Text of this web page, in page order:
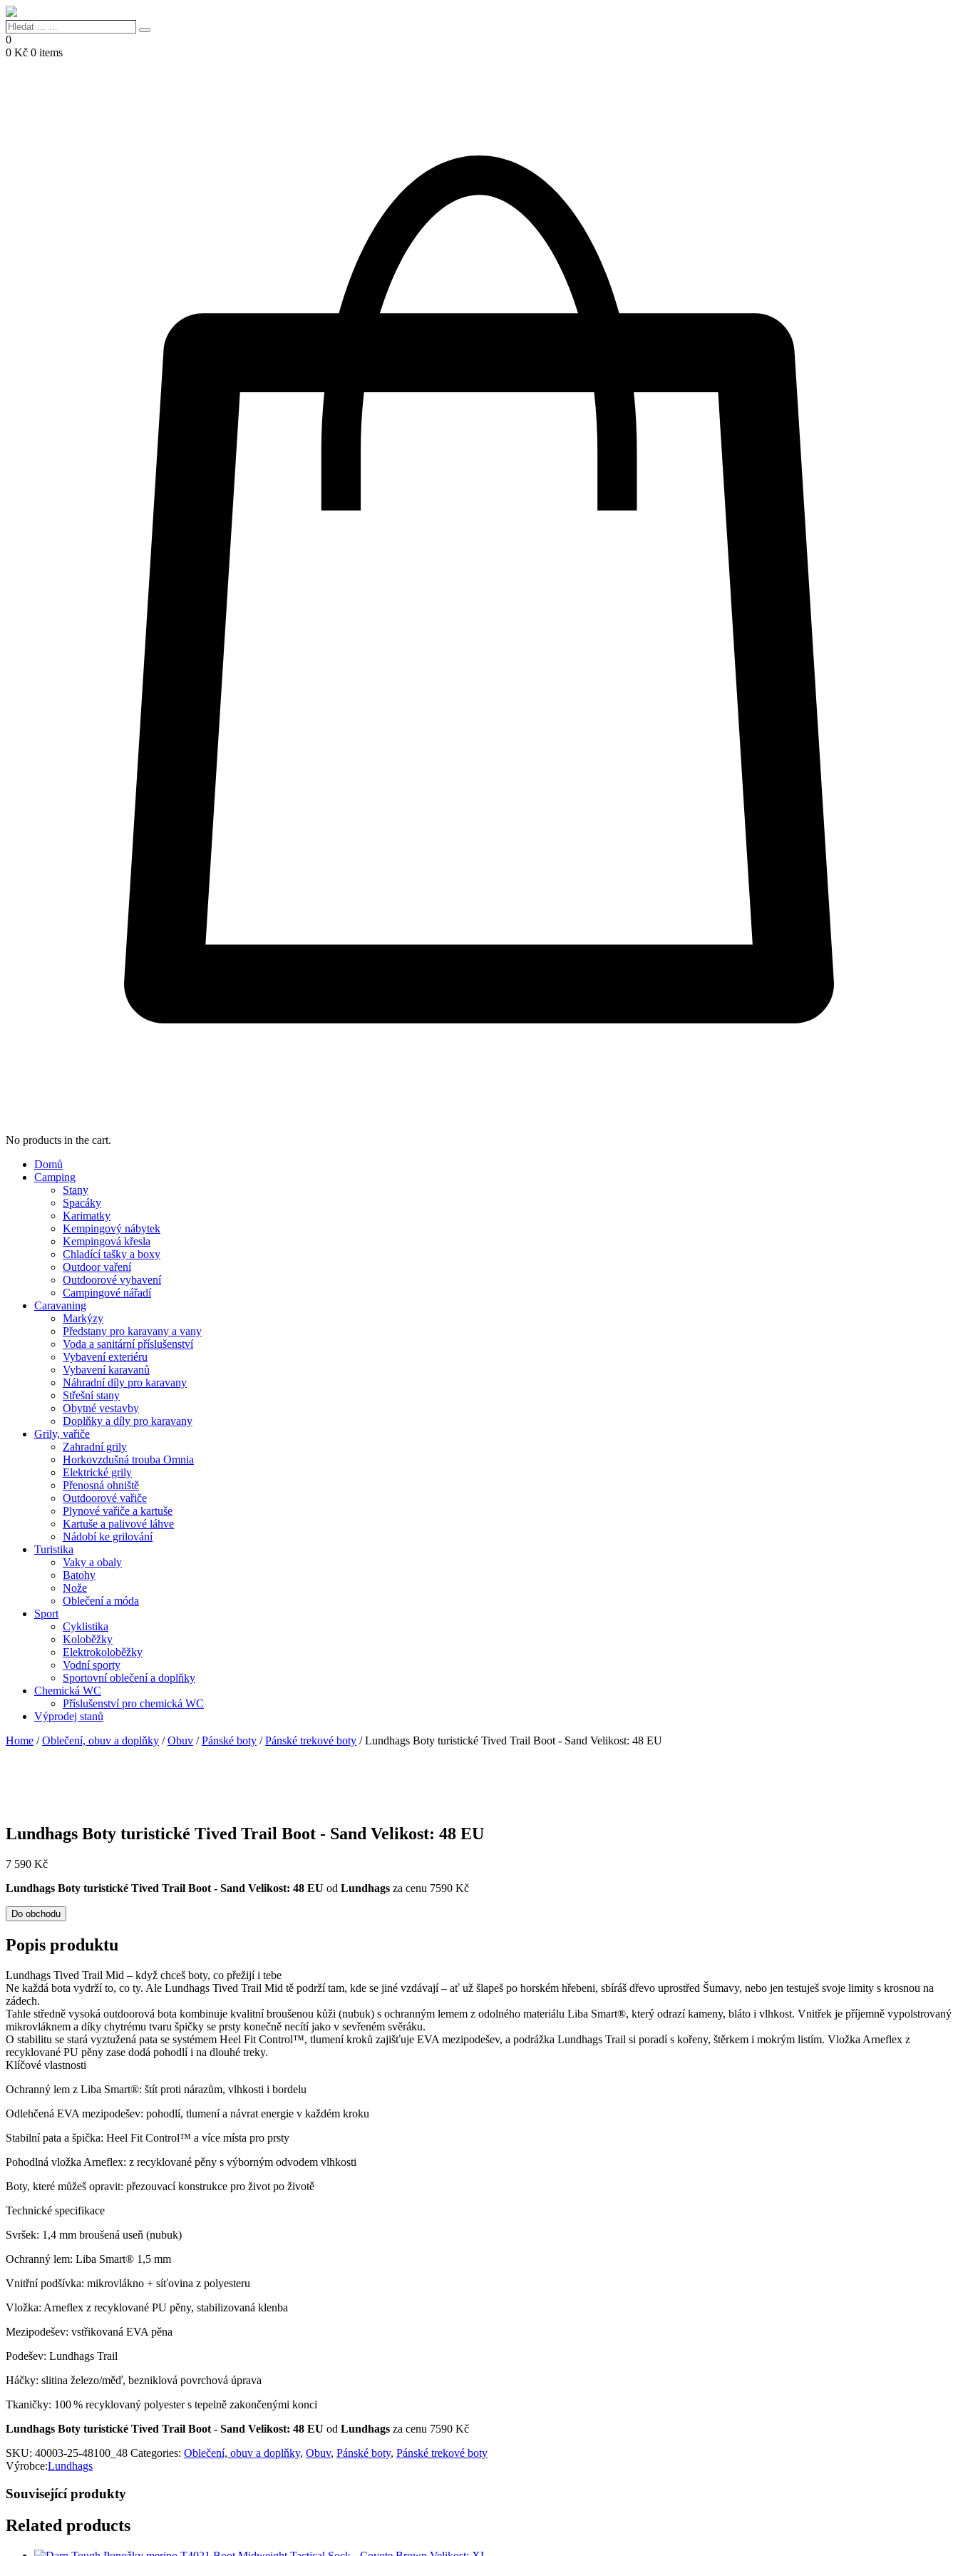
Hledat
...
…
Search
0
0 Kč 0 items
No products in the cart.
Domů
Camping
Stany
Spacáky
Karimatky
Kempingový nábytek
Kempingová křesla
Chladící tašky a boxy
Outdoor vaření
Outdoorové vybavení
Campingové nářadí
Caravaning
Markýzy
Předstany pro karavany a vany
Voda a sanitární příslušenství
Vybavení exteriéru
Vybavení karavanů
Náhradní díly pro karavany
Střešní stany
Obytné vestavby
Doplňky a díly pro karavany
Grily, vařiče
Zahradní grily
Horkovzdušná trouba Omnia
Elektrické grily
Přenosná ohniště
Outdoorové vařiče
Plynové vařiče a kartuše
Kartuše a palivové láhve
Nádobí ke grilování
Turistika
Vaky a obaly
Batohy
Nože
Oblečení a móda
Sport
Cyklistika
Koloběžky
Elektrokoloběžky
Vodní sporty
Sportovní oblečení a doplňky
Chemická WC
Příslušenství pro chemická WC
Výprodej stanů
Home /Oblečení, obuv a doplňky /Obuv /Pánské boty /Pánské trekové boty / Lundhags Boty turistické Tived Trail Boot - Sand Velikost: 48 EU
Lundhags Boty turistické Tived Trail Boot - Sand Velikost: 48 EU
7 590 Kč
Lundhags Boty turistické Tived Trail Boot - Sand Velikost: 48 EU od Lundhags za cenu 7590 Kč
Do obchodu
Popis produktu
Lundhags Tived Trail Mid – když chceš boty, co přežijí i tebe
Ne každá bota vydrží to, co ty. Ale Lundhags Tived Trail Mid tě podrží tam, kde se jiné vzdávají – ať už šlapeš po horském hřebeni, sbíráš dřevo uprostřed Šumavy, nebo jen testuješ svoje limity s krosnou na
zádech.
Tahle středně vysoká outdoorová bota kombinuje kvalitní broušenou kůži (nubuk) s ochranným lemem z odolného materiálu Liba Smart®, který odrazí kameny, bláto i vlhkost. Vnitřek je příjemně vypolstrovaný
mikrovláknem a díky chytrému tvaru špičky se prsty konečně necítí jako v sevřeném svěráku.
O stabilitu se stará vyztužená pata se systémem Heel Fit Control™, tlumení kroků zajišťuje EVA mezipodešev, a podrážka Lundhags Trail si poradí s kořeny, štěrkem i mokrým listím. Vložka Arneflex z
recyklované PU pěny zase dodá pohodlí i na dlouhé treky.
Klíčové vlastnosti
Ochranný lem z Liba Smart®: štít proti nárazům, vlhkosti i bordelu
Odlehčená EVA mezipodešev: pohodlí, tlumení a návrat energie v každém kroku
Stabilní pata a špička: Heel Fit Control™ a více místa pro prsty
Pohodlná vložka Arneflex: z recyklované pěny s výborným odvodem vlhkosti
Boty, které můžeš opravit: přezouvací konstrukce pro život po životě
Technické specifikace
Svršek: 1,4 mm broušená useň (nubuk)
Ochranný lem: Liba Smart® 1,5 mm
Vnitřní podšívka: mikrovlákno + síťovina z polyesteru
Vložka: Arneflex z recyklované PU pěny, stabilizovaná klenba
Mezipodešev: vstřikovaná EVA pěna
Podešev: Lundhags Trail
Háčky: slitina železo/měď, bezniklová povrchová úprava
Tkaničky: 100 % recyklovaný polyester s tepelně zakončenými konci
Lundhags Boty turistické Tived Trail Boot - Sand Velikost: 48 EU od Lundhags za cenu 7590 Kč
SKU: 40003-25-48100_48 Categories: Oblečení, obuv a doplňky, Obuv, Pánské boty, Pánské trekové boty
Výrobce:Lundhags
Související produkty
Related products